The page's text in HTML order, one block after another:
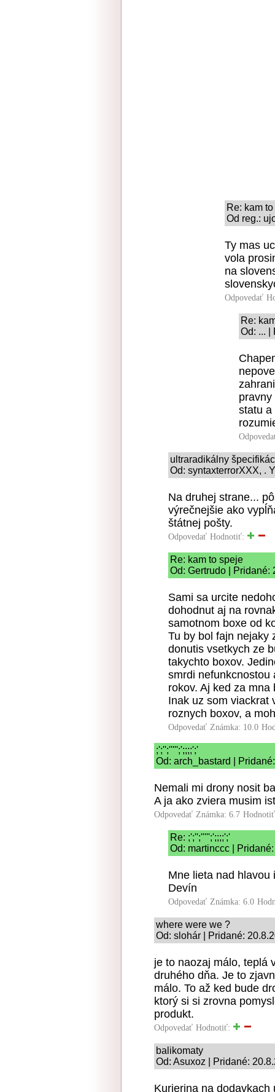
Re: kam
Od reg.:
Ty mas
vola
na
Odpovedať
Re:
Od: ... |
statu a
ultraradikálny
Od: syntaxterrorXXX, .
Na druhej strane...
výrečnejšie ako
štátnej pošty.
Odpovedať Hodnotiť:
Re: kam to speje
Od: Gertrudo | Pridané:
Sami sa urcite
dohodnut aj na
samotnom boxe od
Tu by bol fajn nejaky
donutis vsetkych ze
takychto boxov.
smrdi nefunkcnostou
rokov. Aj ked za
Inak uz som viackrat
roznych boxov, a
Odpovedať Známka: 10.0
;';'';''''';';;;;';'
Od: arch_bastard |
Nemali mi drony nosit
A ja ako zviera musim
Odpovedať Známka: 6.7
Re: ;';'';''''';';;;;';'
Od: martinccc |
Mne lieta nad
Devín
Odpovedať Známka: 6.0
where were we ?
Od: slohár | Pridané:
je to naozaj málo, teplá
druhého dňa. Je to
málo. To až ked bude
ktorý si si zrovna
produkt.
Odpovedať Hodnotiť:
balikomaty
Od: Asuxoz | Pridané:
Kurierina na